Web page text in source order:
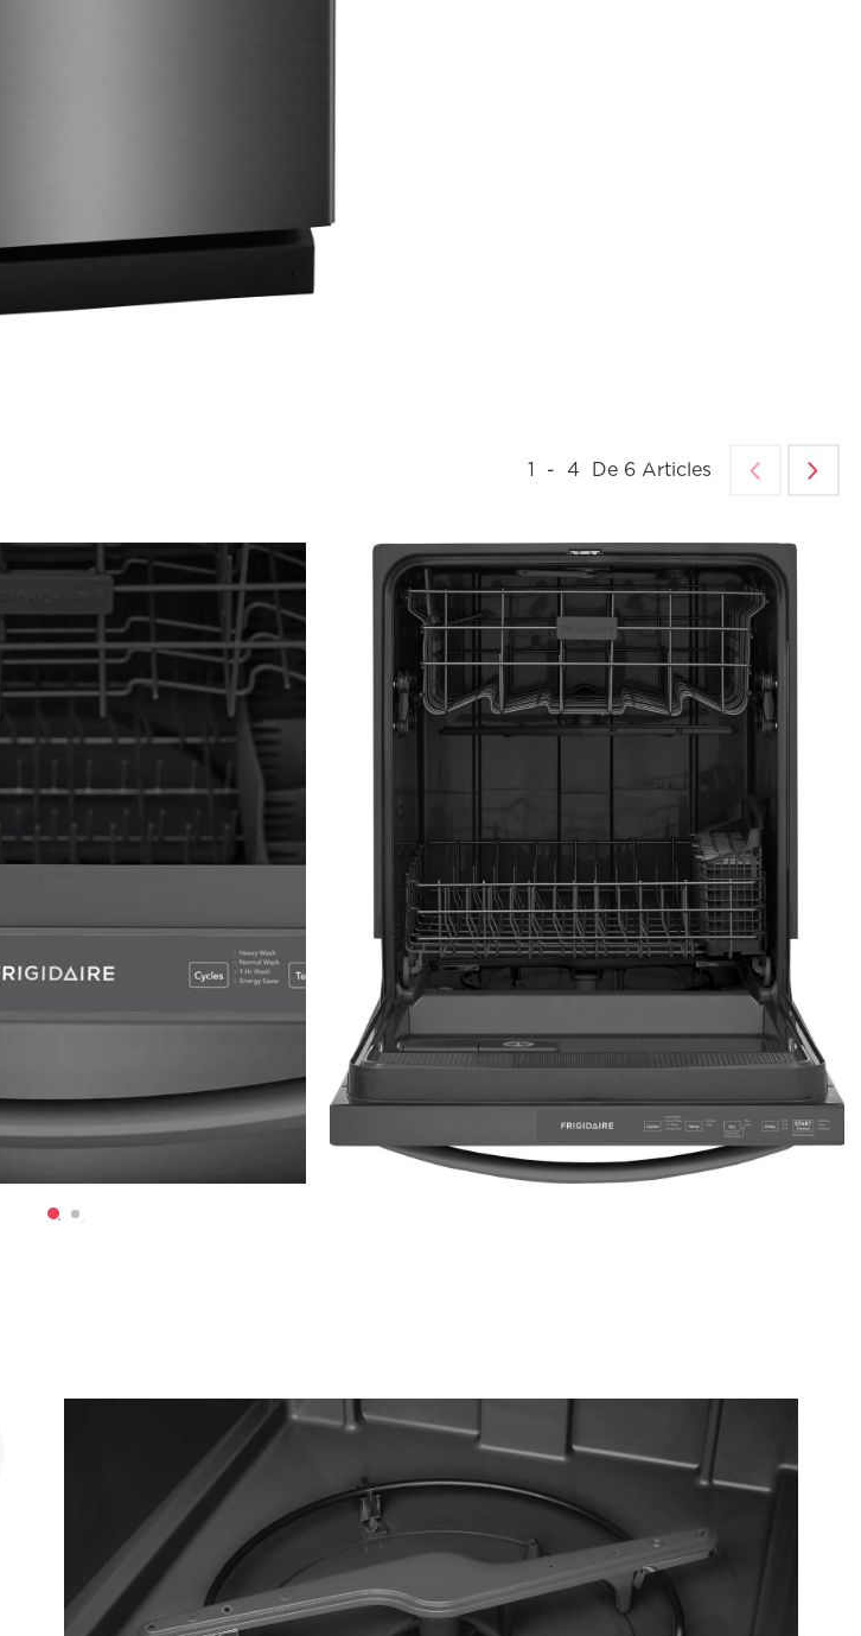
1 - 4 De 6 Articles